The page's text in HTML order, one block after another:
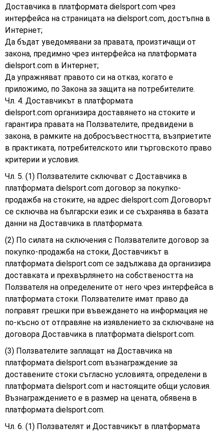
Доставчика в платформата dielsport.com чрез
интерфейса на страницата на dielsport.com, достъпна в
Интернет;
Да бъдат уведомявани за правата, произтичащи от
закона, предимно чрез интерфейса на платформата
dielsport.com в Интернет;
Да упражняват правото си на отказ, когато е
приложимо, по Закона за защита на потребителите.
Чл. 4. Доставчикът в платформата
dielsport.com организира доставянето на стоките и
гарантира правата на Ползвателите, предвидени в
закона, в рамките на добросъвестността, възприетите
в практиката, потребителското или търговското право
критерии и условия.
Чл. 5. (1) Ползвателите сключват с Доставчика в
платформата dielsport.com договор за покупко-
продажба на стоките, на адрес dielsport.com Договорът
се сключва на български език и се съхранява в базата
данни на Доставчика в платформата.
(2) По силата на сключения с Ползвателите договор за
покупко-продажба на стоки, Доставчикът в
платформата dielsport.com се задължава да организира
доставката и прехвърлянето на собствеността на
Ползвателя на определените от него чрез интерфейса в
платформата стоки. Ползвателите имат право да
поправят грешки при въвеждането на информация не
по-късно от отправяне на изявлението за сключване на
договора Доставчика в платформата dielsport.com.
(3) Ползвателите заплащат на Доставчика на
платформата dielsport.com възнаграждение за
доставените стоки съгласно условията, определени в
платформата dielsport.com и настоящите общи условия.
Възнаграждението е в размер на цената, обявена в
платформата dielsport.com.
Чл. 6. (1) Ползвателят и Доставчикът в платформата